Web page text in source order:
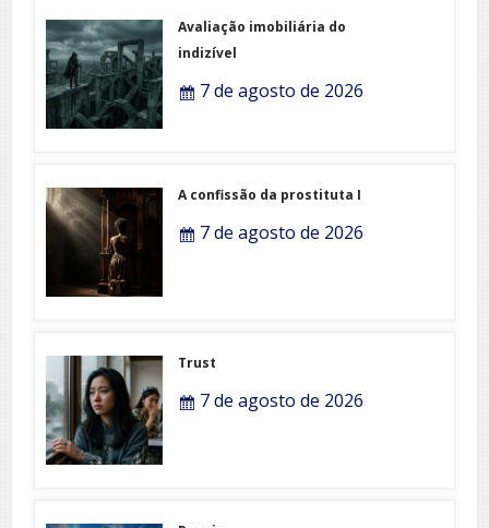
Avaliação imobiliária do
indizível
7 de agosto de 2026
A confissão da prostituta I
7 de agosto de 2026
Trust
7 de agosto de 2026